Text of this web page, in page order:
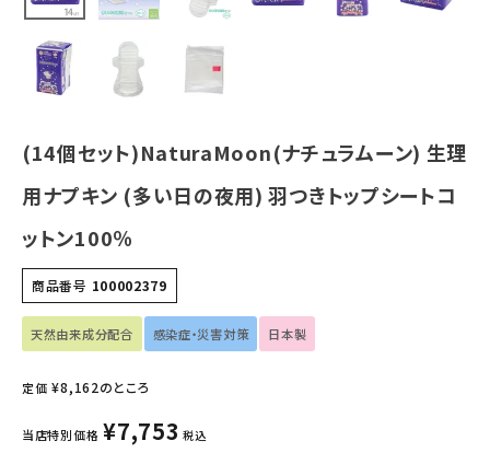
カテゴリーから探す
美容・コスメ・香水
フェムケア
インナー・下着・ナイトウェア
キッズ・ベビー・マタニティ
キッチン用品
(14個セット)NaturaMoon(ナチュラムーン) 生理
用ナプキン (多い日の夜用) 羽つきトップシートコ
ットン100％
商品番号 100002379
天然由来成分配合 感染症・災害対策 日本製
定価 ¥8,162のところ
当店特別価格 ¥7,753 税込